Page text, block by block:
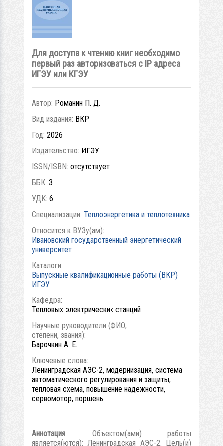
Для доступа к чтению книг необходимо
первый раз авторизоваться с IP адреса
ИГЭУ или КГЭУ
Автор: Романин П. Д.
Вид издания: ВКР
Год: 2026
Издательство: ИГЭУ
ISSN/ISBN: отсутствует
ББК: 3
УДК: 6
Специализации: Теплоэнергетика и теплотехника
Относится к ВУЗу(ам):
Ивановский государственный энергетический
университет
Каталоги:
Выпускные квалификационные работы (ВКР)
ИГЭУ
Кафедра:
Тепловых электрических станций
Научные руководители (ФИО,
степени, звания):
Барочкин А. Е.
Ключевые слова:
Ленинградская АЭС-2, модернизация, система
автоматического регулирования и защиты,
тепловая схема, повышение надежности,
сервомотор, поршень
Аннотация: Объектом(ами) работы
является(ются): Ленинградская АЭС-2. Цель(и)